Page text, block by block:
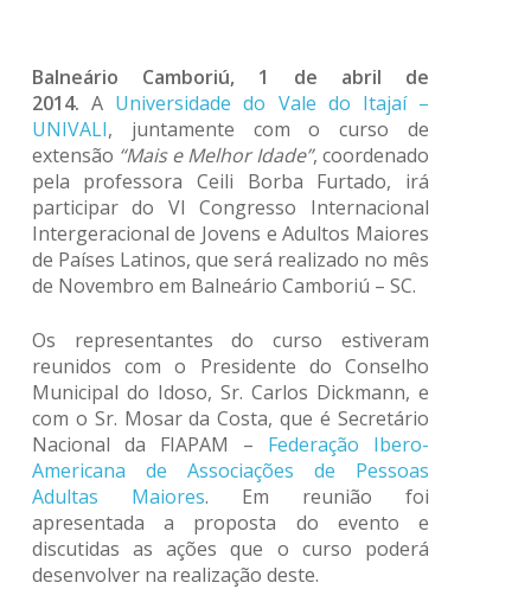
Balneário Camboriú, 1 de abril de
2014.A Universidade do Vale do Itajaí –
UNIVALI, juntamente com o curso de
extensão “Mais e Melhor Idade”, coordenado
pela professora Ceili Borba Furtado, irá
participar do VI Congresso Internacional
Intergeracional de Jovens e Adultos Maiores
de Países Latinos, que será realizado no mês
de Novembro em Balneário Camboriú – SC.
Os representantes do curso estiveram
reunidos com o Presidente do Conselho
Municipal do Idoso, Sr. Carlos Dickmann, e
com o Sr. Mosar da Costa, que é Secretário
Nacional da FIAPAM – Federação Ibero-
Americana de Associações de Pessoas
Adultas Maiores. Em reunião foi
apresentada a proposta do evento e
discutidas as ações que o curso poderá
desenvolver na realização deste.